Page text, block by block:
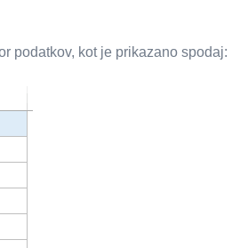
podatkov, kot je prikazano spodaj: